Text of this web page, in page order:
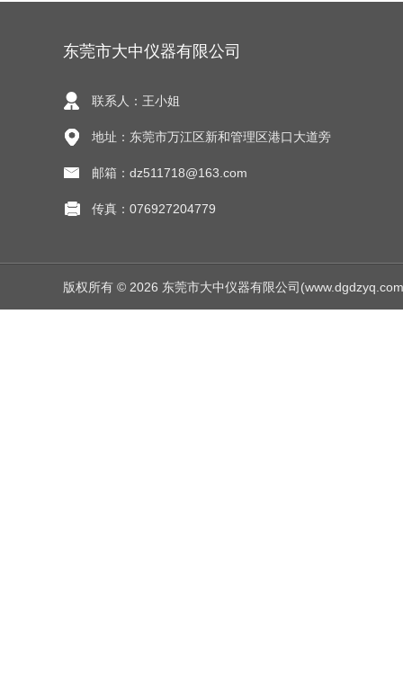
东莞市大中仪器有限公司
联系人：王小姐
地址：东莞市万江区新和管理区港口大道旁
邮箱：dz511718@163.com
传真：076927204779
版权所有 © 2026 东莞市大中仪器有限公司